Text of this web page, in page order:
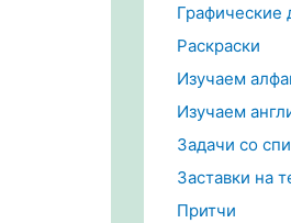
Графические
Раскраски
Изучаем
Изучаем
Задачи со
Заставки на
Притчи